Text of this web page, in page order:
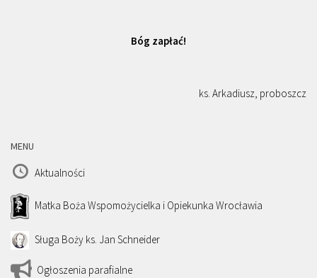
Bóg zapłać!
ks. Arkadiusz, proboszcz
MENU
Aktualności
Matka Boża Wspomożycielka i Opiekunka Wrocławia
Sługa Boży ks. Jan Schneider
Ogłoszenia parafialne